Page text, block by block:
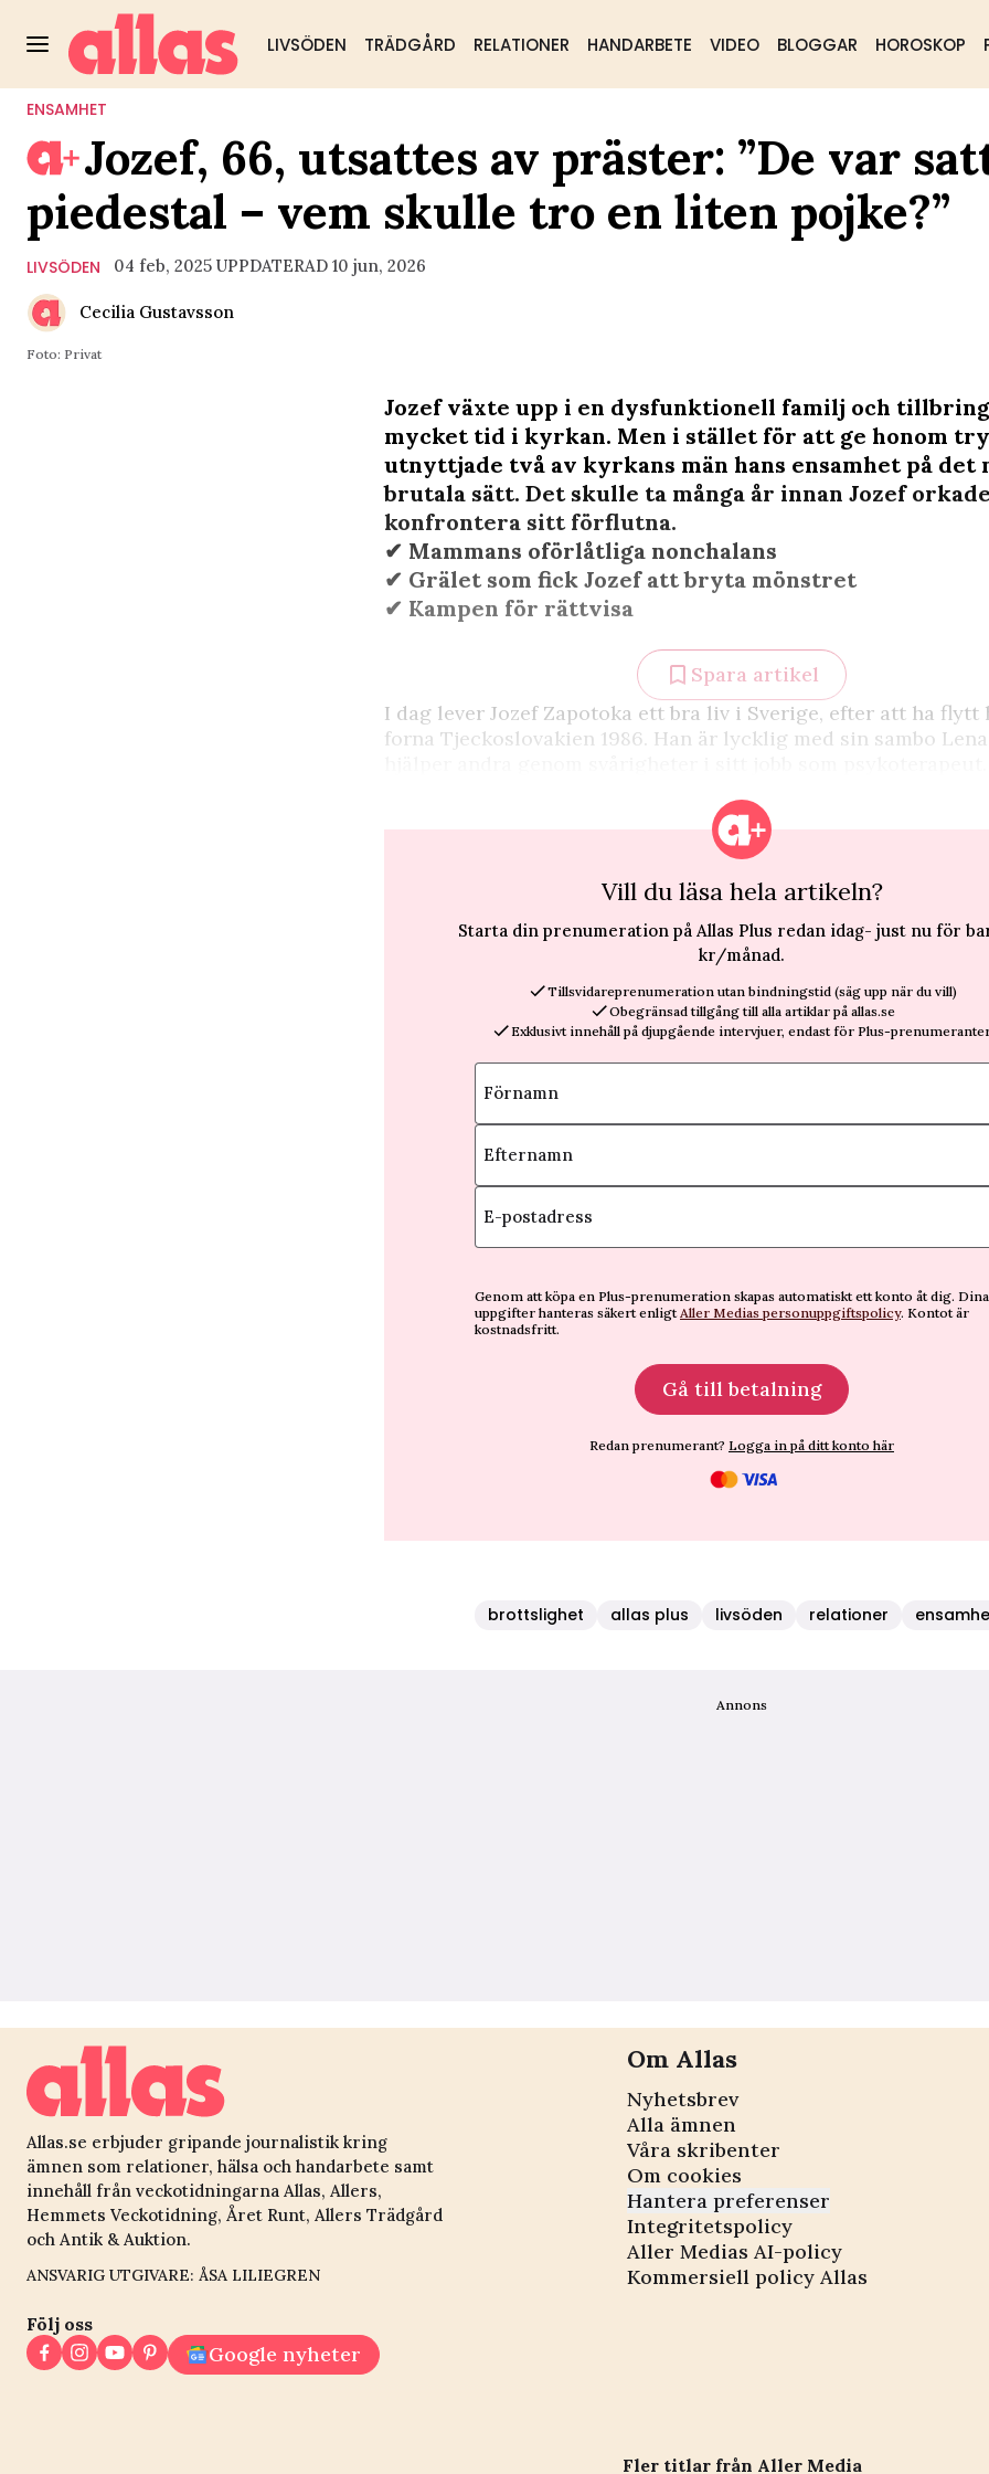
LIVSÖDEN TRÄDGÅRD RELATIONER HANDARBETE VIDEO BLOGGAR HOROSKOP
ENSAMHET
Jozef, 66, utsattes av präster: ”De var
piedestal – vem skulle tro en liten pojke?”
LIVSÖDEN 04 feb, 2025 UPPDATERAD 10 jun, 2026
Cecilia Gustavsson
Foto: Privat
Jozef växte upp i en dysfunktionell familj och
mycket tid i kyrkan. Men i stället för att ge honom
utnyttjade två av kyrkans män hans ensamhet på det
brutala sätt. Det skulle ta många år innan Jozef
konfrontera sitt förflutna.
✔︎ Mammans oförlåtliga nonchalans
✔︎ Grälet som fick Jozef att bryta mönstret
✔︎ Kampen för rättvisa
Spara artikel
I dag lever Jozef Zapotoka ett bra liv i Sverige, efter att ha
forna Tjeckoslovakien 1986. Han är lycklig med sin sambo
Vill du läsa hela artikeln?
Starta din prenumeration på Allas Plus redan idag- just nu för
kr/månad.
Tillsvidareprenumeration utan bindningstid (säg upp när du vill)
Obegränsad tillgång till alla artiklar på allas.se
Exklusivt innehåll på djupgående intervjuer, endast för Plus-
Förnamn
Efternamn
E-postadress
Genom att köpa en Plus-prenumeration skapas automatiskt ett konto åt dig. Dina
uppgifter hanteras säkert enligt Aller Medias personuppgiftspolicy. Kontot är
kostnadsfritt.
Gå till betalning
Redan prenumerant? Logga in på ditt konto här
brottslighet allas plus livsöden relationer
Annons
Allas.se erbjuder gripande journalistik kring
ämnen som relationer, hälsa och handarbete samt
innehåll från veckotidningarna Allas, Allers,
Hemmets Veckotidning, Året Runt, Allers Trädgård
och Antik & Auktion.
ANSVARIG UTGIVARE: ÅSA LILIEGREN
Följ oss
Google nyheter
Om Allas
Nyhetsbrev
Alla ämnen
Våra skribenter
Om cookies
Hantera preferenser
Integritetspolicy
Aller Medias AI-policy
Kommersiell policy Allas
Fler titlar från Aller Media